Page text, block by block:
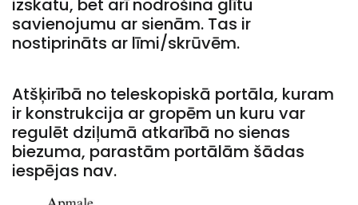
izskatu, bet arī nodrošina glītu
savienojumu ar sienām. Tas ir
nostiprināts ar līmi/skrūvēm.
Atšķirībā no teleskopiskā portāla, kuram
ir konstrukcija ar gropēm un kuru var
regulēt dziļumā atkarībā no sienas
biezuma, parastām portālām šādas
iespējas nav.